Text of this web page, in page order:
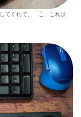
してくれて、「こ、これは